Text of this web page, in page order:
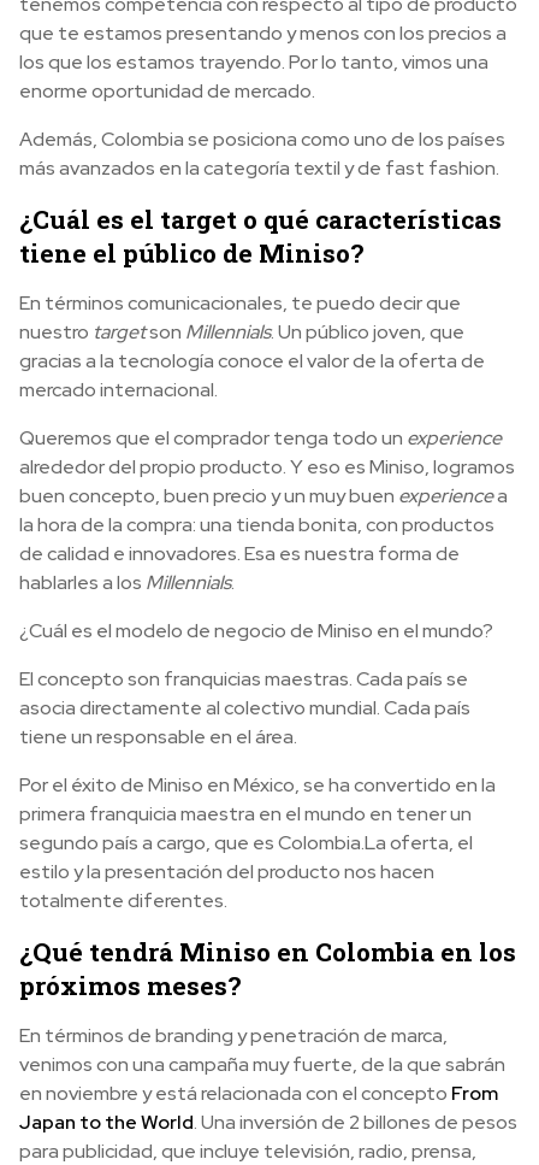
que te estamos presentando y menos con los precios a
los que los estamos trayendo. Por lo tanto, vimos una
enorme oportunidad de mercado.
Además, Colombia se posiciona como uno de los países
más avanzados en la categoría textil y de fast fashion.
¿Cuál es el target o qué características
tiene el público de Miniso?
En términos comunicacionales, te puedo decir que
nuestro targetson Millennials. Un público joven, que
gracias a la tecnología conoce el valor de la oferta de
mercado internacional.
Queremos que el comprador tenga todo un experience
alrededor del propio producto. Y eso es Miniso, logramos
buen concepto, buen precio y un muy buen experiencea
la hora de la compra: una tienda bonita, con productos
de calidad e innovadores. Esa es nuestra forma de
hablarles a los Millennials.
¿Cuál es el modelo de negocio de Miniso en el mundo?
El concepto son franquicias maestras. Cada país se
asocia directamente al colectivo mundial. Cada país
tiene un responsable en el área.
Por el éxito de Miniso en México, se ha convertido en la
primera franquicia maestra en el mundo en tener un
segundo país a cargo, que es Colombia.La oferta, el
estilo y la presentación del producto nos hacen
totalmente diferentes.
¿Qué tendrá Miniso en Colombia en los
próximos meses?
En términos de branding y penetración de marca,
venimos con una campaña muy fuerte, de la que sabrán
en noviembre y está relacionada con el concepto From
Japan to the World. Una inversión de 2 billones de pesos
para publicidad, que incluye televisión, radio, prensa,